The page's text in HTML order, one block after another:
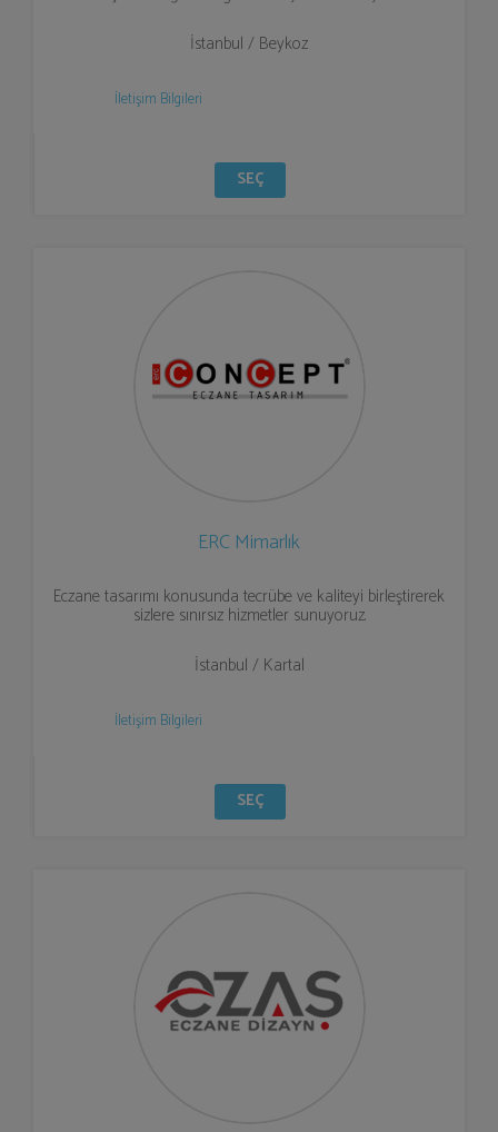
İstanbul / Beykoz
İletişim Bilgileri
SEÇ
ERC Mimarlık
Eczane tasarımı konusunda tecrübe ve kaliteyi birleştirerek
sizlere sınırsız hizmetler sunuyoruz.
İstanbul / Kartal
İletişim Bilgileri
SEÇ